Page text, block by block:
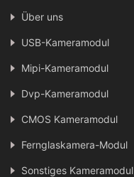
Über uns
USB-Kameramodul
Mipi-Kameramodul
Dvp-Kameramodul
CMOS Kameramodul
Fernglaskamera-Modul
Sonstiges Kameramodul